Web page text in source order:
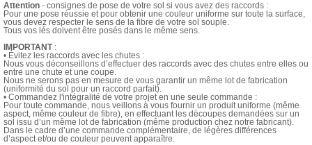
Attention - consignes de pose de votre sol si vous avez des raccords :
Pour une pose réussie et pour obtenir une couleur uniforme sur toute la surface,
vous devez respecter le sens de la fibre de votre sol souple.
Tous vos lés doivent être posés dans le même sens.
IMPORTANT:
• Évitez les raccords avec les chutes :
Nous vous déconseillons d’effectuer des raccords avec des chutes entre elles ou
entre une chute et une coupe.
Nous ne serons pas en mesure de vous garantir un même lot de fabrication
(uniformité du sol pour un raccord parfait).
• Commandez l'intégralité de votre projet en une seule commande :
Pour toute commande, nous veillons à vous fournir un produit uniforme (même
aspect, même couleur de fibre), en effectuant les découpes demandées sur un
sol issu d’un même lot de fabrication (même production chez notre fabricant).
Dans le cadre d’une commande complémentaire, de légères différences
d’aspect et/ou de couleur peuvent apparaître.